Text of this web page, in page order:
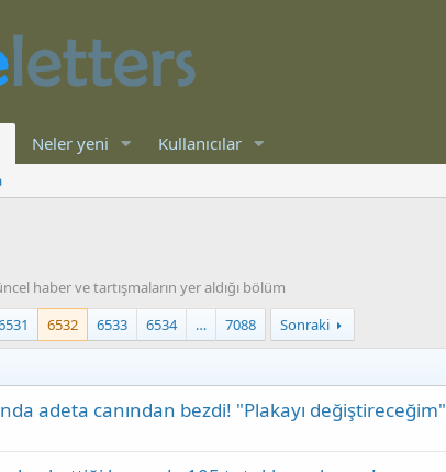
Neler yeni Kullanıcılar
haber ve tartışmaların yer aldığı bölüm
6532 6533 6534 … 7088 Sonraki
adeta canından bezdi! "Plakayı değiştireceğim"